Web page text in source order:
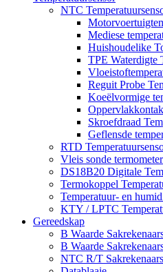
NTC
Mediese
Huishoudelike
TPE Waterdigte
Reguit Probe
Koeëlvormige
Skroefdraad
Geflensde
RTD
Vleis sonde termometer
DS18B20 Digitale
Termokoppel
Temperatuur- en
KTY / LPTC
Gereedskap
B Waarde
B Waarde
NTC R/T Sakrekenaars